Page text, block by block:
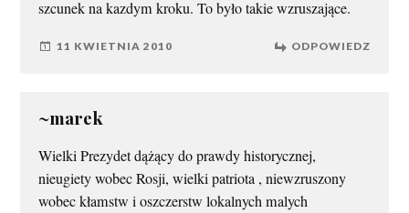
szcunek na kazdym kroku. To było takie wzruszające.
11 KWIETNIA 2010 ODPOWIEDZ
~marek
Wielki Prezydet dążący do prawdy historycznej,
nieugiety wobec Rosji, wielki patriota , niewzruszony
wobec kłamstw i oszczerstw lokalnych malych